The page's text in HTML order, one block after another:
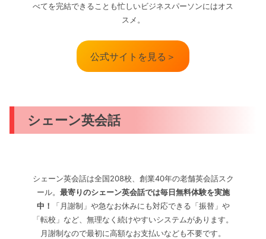
べてを完結できることも忙しいビジネスパーソンにはオス
スメ。
公式サイトを見る＞
シェーン英会話
シェーン英会話は全国208校、創業40年の老舗英会話スク
ール。 最寄りのシェーン英会話では毎日無料体験を実施
中！
「月謝制」や急なお休みにも対応できる「振替」や
「転校」など、無理なく続けやすいシステムがあります。
月謝制なので最初に高額なお支払いなども不要です。